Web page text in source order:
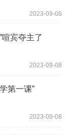
2023-09-08
喧宾夺主了
2023-09-08
第一课”
2023-09-08